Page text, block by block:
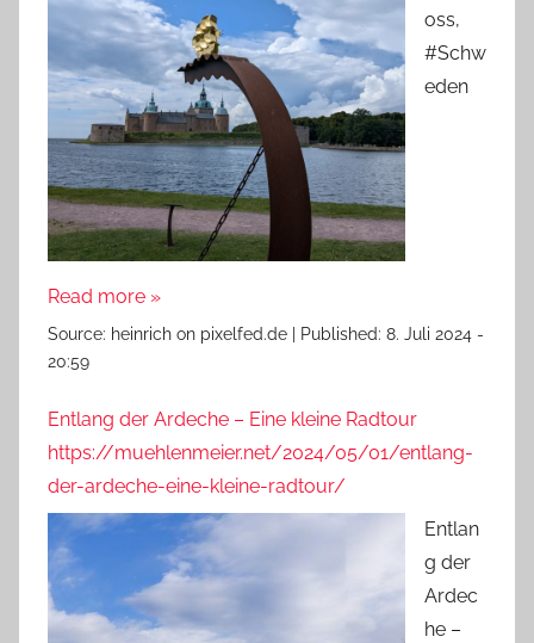
oss,
#Schw
eden
Read more »
Source: heinrich on pixelfed.de Published: 8. Juli 2024 -
20:59
Entlang der Ardeche – Eine kleine Radtour
https://muehlenmeier.net/2024/05/01/entlang-
der-ardeche-eine-kleine-radtour/
Entlan
g der
Ardec
he –